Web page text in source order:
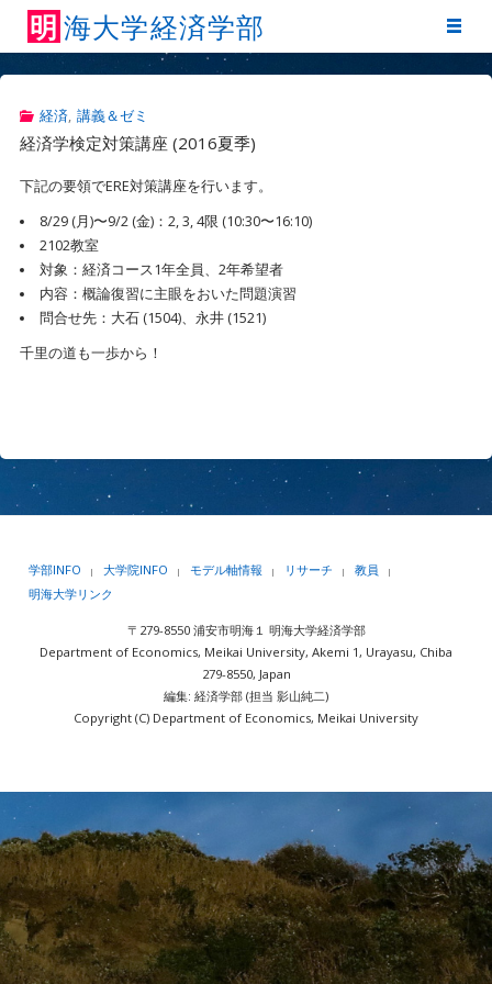
明 海大学経済学部
経済, 講義＆ゼミ
経済学検定対策講座 (2016夏季)
下記の要領でERE対策講座を行います。
8/29 (月)〜9/2 (金)：2, 3, 4限 (10:30〜16:10)
2102教室
対象：経済コース1年全員、2年希望者
内容：概論復習に主眼をおいた問題演習
問合せ先：大石 (1504)、永井 (1521)
千里の道も一歩から！
学部INFO | 大学院INFO | モデル軸情報 | リサーチ | 教員 |
明海大学リンク
〒279-8550 浦安市明海１ 明海大学経済学部
Department of Economics, Meikai University, Akemi 1, Urayasu, Chiba
279-8550, Japan
編集: 経済学部 (担当 影山純二)
Copyright (C) Department of Economics, Meikai University